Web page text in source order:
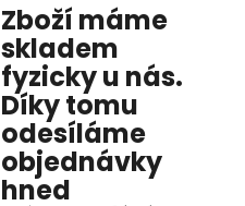
k
y
v
ý
p
i
s
u
Zboží máme
skladem
fyzicky u nás.
Díky tomu
odesíláme
objednávky
hned